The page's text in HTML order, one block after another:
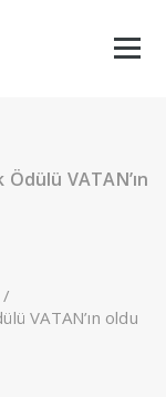
VATAN’ın
/
VATAN’ın oldu